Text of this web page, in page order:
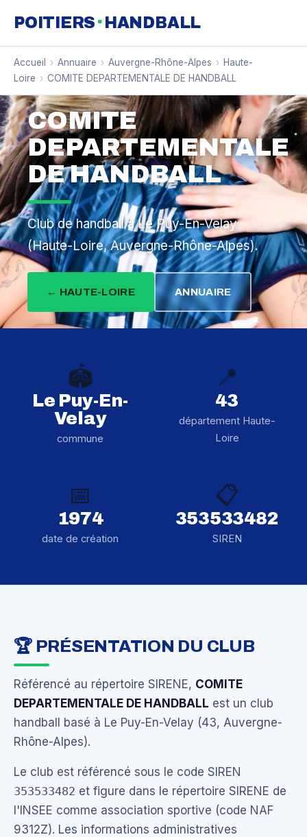
POITIERS · HANDBALL
Accueil › Annuaire › Auvergne-Rhône-Alpes › Haute-
Loire › COMITE DEPARTEMENTALE DE HANDBALL
COMITE
DEPARTEMENTALE
DE HANDBALL
Club de handball à Le Puy-En-Velay
(Haute-Loire, Auvergne-Rhône-Alpes).
← HAUTE-LOIRE ANNUAIRE
🏟️
Le Puy-En-
Velay
commune
📍
43
département Haute-
Loire
📅
1974
date de création
📋
353533482
SIREN
🏆 PRÉSENTATION DU CLUB
Référencé au répertoire SIRENE, COMITE
DEPARTEMENTALE DE HANDBALL est un club
handball basé à Le Puy-En-Velay (43, Auvergne-
Rhône-Alpes).
Le club est référencé sous le code SIREN
353533482 et figure dans le répertoire SIRENE de
l'INSEE comme association sportive (code NAF
9312Z). Les informations administratives